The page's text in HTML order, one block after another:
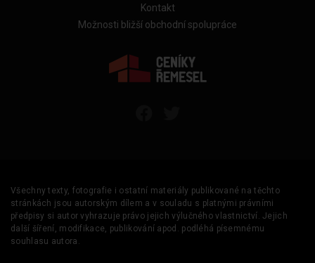
Kontakt
Možnosti bližší obchodní spolupráce
Všechny texty, fotografie i ostatní materiály publikované na těchto
stránkách jsou autorským dílem a v souladu s platnými právními
předpisy si autor vyhrazuje právo jejich výlučného vlastnictví. Jejich
další šíření, modifikace, publikování apod. podléhá písemnému
souhlasu autora.